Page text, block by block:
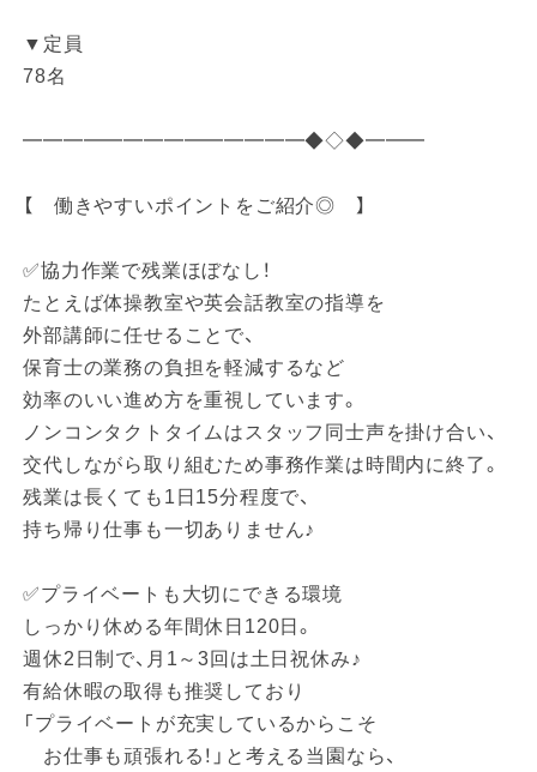
▼定員
78名
━━━━━━━━━━━━━━◆◇◆━━━
【 働きやすいポイントをご紹介◎ 】
✅協力作業で残業ほぼなし！
たとえば体操教室や英会話教室の指導を
外部講師に任せることで、
保育士の業務の負担を軽減するなど
効率のいい進め方を重視しています。
ノンコンタクトタイムはスタッフ同士声を掛け合い、
交代しながら取り組むため事務作業は時間内に終了。
残業は長くても1日15分程度で、
持ち帰り仕事も一切ありません♪
✅プライベートも大切にできる環境
しっかり休める年間休日120日。
週休2日制で、月1～3回は土日祝休み♪
有給休暇の取得も推奨しており
「プライベートが充実しているからこそ
お仕事も頑張れる！」と考える当園なら、